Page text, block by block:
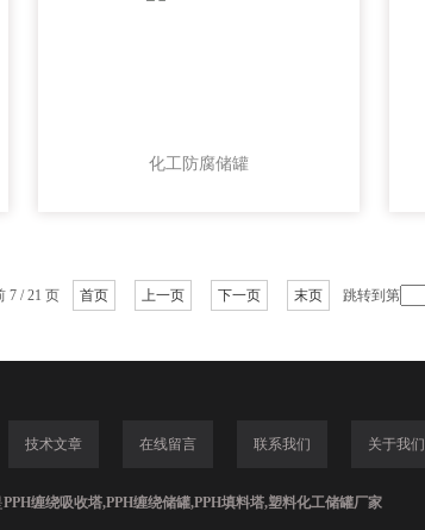
化工防腐储罐
7 / 21 页 首页 上一页 下一页 末页 跳转到第
技术文章 在线留言 联系我们 关于我们
PPH缠绕吸收塔,PPH缠绕储罐,PPH填料塔,塑料化工储罐厂家